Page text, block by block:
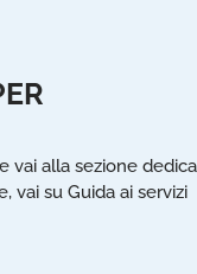
vai alla sezione
vai su Guida ai servizi